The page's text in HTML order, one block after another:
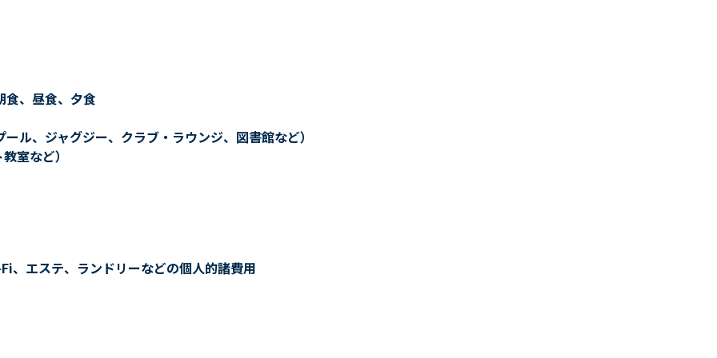
食、昼食、夕食
ル、ジャグジー、クラブ・ラウンジ、図書館など）
室など）
、エステ、ランドリーなどの個人的諸費用